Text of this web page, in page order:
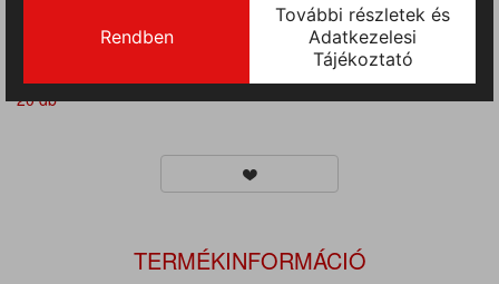
(szállítási idő 3-7 nap) :
(szállítási idő 9-14 nap)
20 db
TERMÉKINFORMÁCIÓ